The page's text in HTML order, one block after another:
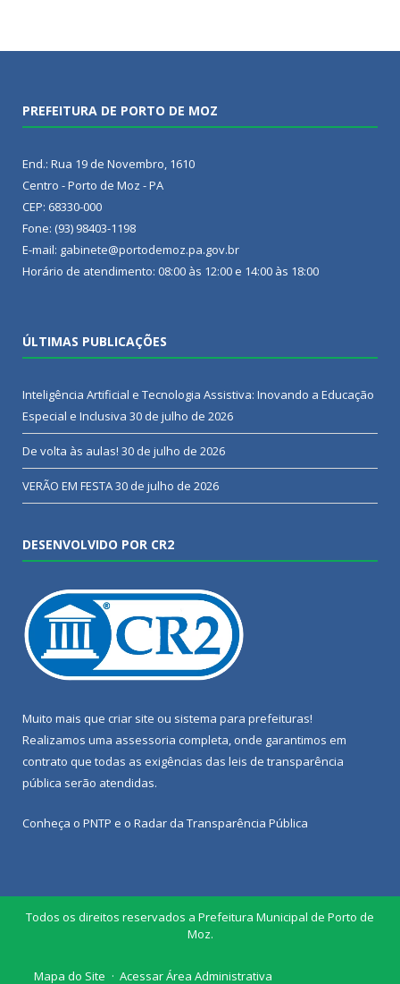
PREFEITURA DE PORTO DE MOZ
End.: Rua 19 de Novembro, 1610
Centro - Porto de Moz - PA
CEP: 68330-000
Fone: (93) 98403-1198
E-mail: gabinete@portodemoz.pa.gov.br
Horário de atendimento: 08:00 às 12:00 e 14:00 às 18:00
ÚLTIMAS PUBLICAÇÕES
Inteligência Artificial e Tecnologia Assistiva: Inovando a Educação
Especial e Inclusiva 30 de julho de 2026
De volta às aulas! 30 de julho de 2026
VERÃO EM FESTA30 de julho de 2026
DESENVOLVIDO POR CR2
Muito mais que criar site ou sistema para prefeituras!
Realizamos uma assessoria completa, onde garantimos em
contrato que todas as exigências das leis de transparência
pública serão atendidas.
Conheça o PNTP e o Radar da Transparência Pública
Todos os direitos reservados a Prefeitura Municipal de Porto de
Moz.
Mapa do Site Acessar Área Administrativa